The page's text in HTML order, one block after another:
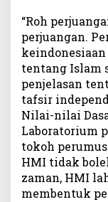
“Roh
perjuangan.
tentang Islam
penjelasan
tafsir
Nilai-nilai
Laboratorium
tokoh
HMI tidak
zaman, HMI
membentuk